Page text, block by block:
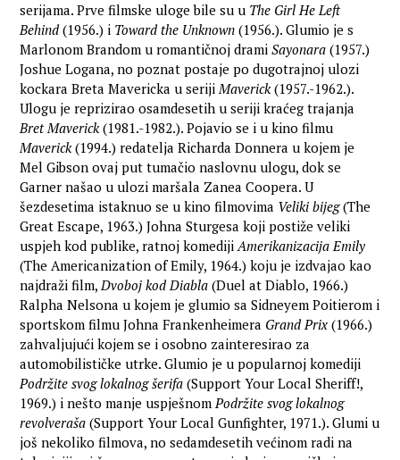
serijama. Prve filmske uloge bile su u The Girl He Left
Behind (1956.) i Toward the Unknown (1956.). Glumio je s
Marlonom Brandom u romantičnoj dramiSayonara (1957.)
Joshue Logana, no poznat postaje po dugotrajnoj ulozi
kockara Breta Mavericka u serijiMaverick (1957.-1962.).
Ulogu je reprizirao osamdesetih u seriji kraćeg trajanja
Bret Maverick (1981.-1982.). Pojavio se i u kino filmu
Maverick (1994.) redatelja Richarda Donnera u kojem je
Mel Gibson ovaj put tumačio naslovnu ulogu, dok se
Garner našao u ulozi maršala Zanea Coopera. U
šezdesetima istaknuo se u kino filmovima Veliki bijeg(The
Great Escape, 1963.) Johna Sturgesa koji postiže veliki
uspjeh kod publike, ratnoj komedijiAmerikanizacija Emily
(The Americanization of Emily, 1964.) koju je izdvajao kao
najdraži film,Dvoboj kod Diabla (Duel at Diablo, 1966.)
Ralpha Nelsona u kojem je glumio sa Sidneyem Poitierom i
sportskom filmu Johna Frankenheimera Grand Prix (1966.)
zahvaljujući kojem se i osobno zainteresirao za
automobilističke utrke. Glumio je u popularnoj komediji
Podržite svog lokalnog šerifa (Support Your Local Sheriff!,
1969.) i nešto manje uspješnomPodržite svog lokalnog
revolveraša (Support Your Local Gunfighter, 1971.). Glumi u
još nekoliko filmova, no sedamdesetih većinom radi na